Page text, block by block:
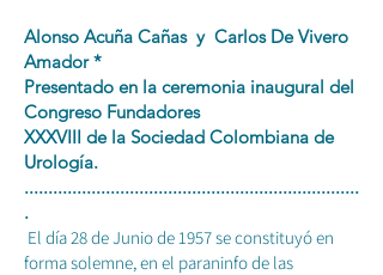
Alonso Acuña Cañas y Carlos De Vivero
Amador *
Presentado en la ceremonia inaugural del
Congreso Fundadores
XXXVIII de la Sociedad Colombiana de
Urología.
......................................................................
.
El día 28 de Junio de 1957 se constituyó en
forma solemne, en el paraninfo de las